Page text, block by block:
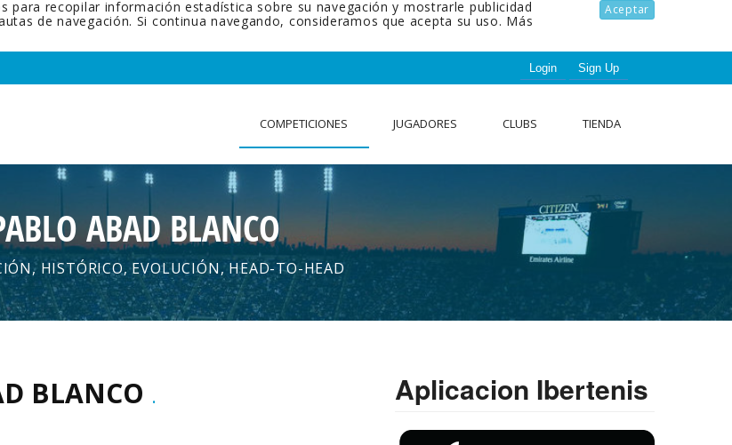
Aceptar
recopilar información estadística sobre su navegación y mostrarle publicidad
de navegación. Si continua navegando, consideramos que acepta su uso. Más
Login Sign Up
COMPETICIONES JUGADORES CLUBS TIENDA
ABAD BLANCO
HISTÓRICO, EVOLUCIÓN, HEAD-TO-HEAD
BLANCO . Aplicacion Ibertenis